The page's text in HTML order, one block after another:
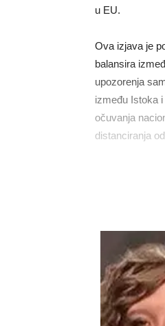
u EU.
Ova izjava je
balansira
upozorenja
između Istoka
očuvanja
distanciranja